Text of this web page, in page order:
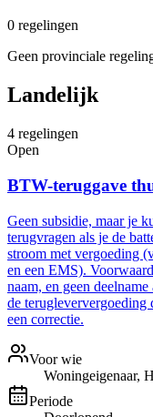
0 regelingen
Geen provinciale
Landelijk
4 regelingen
Open
BTW-teruggave
Geen subsidie, maar je
terugvragen als je de
stroom met vergoeding
en een EMS).
naam, en geen
de
een correctie.
Voor wie
Woningeigenaar,
Periode